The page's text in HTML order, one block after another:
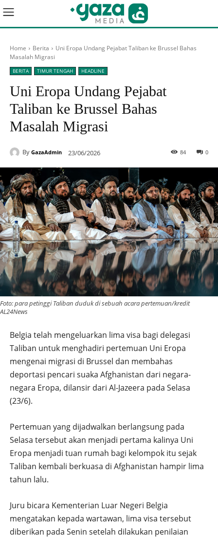
Home Berita
Uni Eropa Undang Pejabat Taliban ke Brussel Bahas
Masalah Migrasi
BERITA TIMUR TENGAH HEADLINE
Uni Eropa Undang Pejabat
Taliban ke Brussel Bahas
Masalah Migrasi
By GazaAdmin 23/06/2026 0
84
Foto: para petinggi Taliban duduk di sebuah acara pertemuan/kredit
AL24News
Belgia telah mengeluarkan lima visa bagi delegasi
Taliban untuk menghadiri pertemuan Uni Eropa
mengenai migrasi di Brussel dan membahas
deportasi pencari suaka Afghanistan dari negara-
negara Eropa, dilansir dari Al-Jazeera pada Selasa
(23/6).
Pertemuan yang dijadwalkan berlangsung pada
Selasa tersebut akan menjadi pertama kalinya Uni
Eropa menjadi tuan rumah bagi kelompok itu sejak
Taliban kembali berkuasa di Afghanistan hampir lima
tahun lalu.
Juru bicara Kementerian Luar Negeri Belgia
mengatakan kepada wartawan, lima visa tersebut
diberikan pada Senin setelah dilakukan penilaian